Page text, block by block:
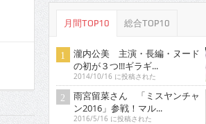
月間TOP10 総合TOP10
瀧内公美 主演・長編・ヌード
の初が３つ!!!ギラギ...
2014/10/16 に投稿された
雨宮留菜さん 「ミスヤンチャ
ン2016」参戦！マル...
2016/5/16 に投稿された